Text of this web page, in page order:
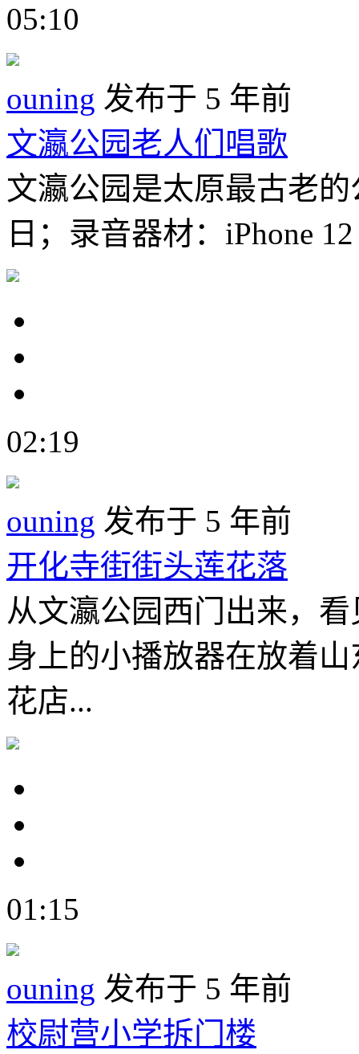
05:10
ouning 发布于 5 年前
文瀛公园老人们唱歌
文瀛公园是太原最古老
日；录音器材：iPhone
02:19
ouning 发布于 5 年前
开化寺街街头莲花落
从文瀛公园西门出来，
身上的小播放器在放着
花店...
01:15
ouning 发布于 5 年前
校尉营小学拆门楼